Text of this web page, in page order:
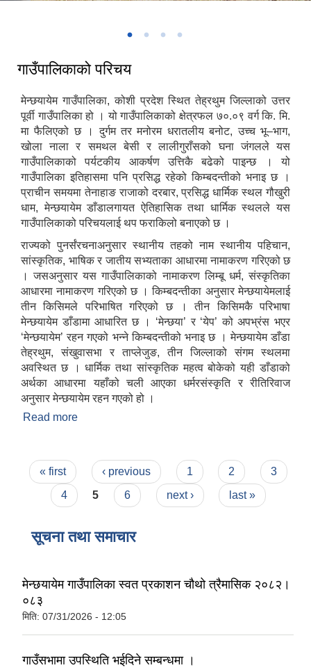
गाउँपालिकाको परिचय
मेन्छयायेम गाउँपालिका, कोशी प्रदेश स्थित तेह्रथुम जिल्लाको उत्तर
पूर्वी गाउँपालिका हो । यो गाउँपालिकाको क्षेत्रफल ७०.०९ वर्ग कि. मि.
मा फैलिएको छ । दुर्गम तर मनोरम धरातलीय बनोट, उच्च भू–भाग,
खोला नाला र समथल बेसी र लालीगुराँसको घना जंगलले यस
गाउँपालिकाको पर्यटकीय आकर्षण उत्तिकै बढेको पाइन्छ । यो
गाउँपालिका इतिहासमा पनि प्रसिद्ध रहेको किम्बदन्तीको भनाइ छ ।
प्राचीन समयमा तेनाहाङ राजाको दरबार, प्रसिद्ध धार्मिक स्थल गौखुरी
धाम, मेन्छयायेम डाँडालगायत ऐतिहासिक तथा धार्मिक स्थलले यस
गाउँपालिकाको परिचयलाई थप फराकिलो बनाएको छ ।
राज्यको पुनर्संरचनाअनुसार स्थानीय तहको नाम स्थानीय पहिचान,
सांस्कृतिक, भाषिक र जातीय सभ्यताका आधारमा नामाकरण गरिएको छ
। जसअनुसार यस गाउँपालिकाको नामाकरण लिम्बू धर्म, संस्कृतिका
आधारमा नामाकरण गरिएको छ । किम्बदन्तीका अनुसार मेन्छयायेमलाई
तीन किसिमले परिभाषित गरिएको छ । तीन किसिमकै परिभाषा
मेन्छयायेम डाँडामा आधारित छ । ‘मेन्छया’ र ‘येप’ को अपभ्रंस भएर
‘मेन्छयायेम’ रहन गएको भन्ने किम्बदन्तीको भनाइ छ । मेन्छयायेम डाँडा
तेह्रथुम, संखुवासभा र ताप्लेजुङ, तीन जिल्लाको संगम स्थलमा
अवस्थित छ । धार्मिक तथा सांस्कृतिक महत्व बोकेको यही डाँडाको
अर्थका आधारमा यहाँको चली आएका धर्मरसंस्कृति र रीतिरिवाज
अनुसार मेन्छयायेम रहन गएको हो ।
Read more
Pages
« first ‹ previous 1 2
3
4
5 6 next › last »
सूचना तथा समाचार
मेन्छयायेम गाउँपालिका स्वत प्रकाशन चौथो त्रैमासिक २०८२।
०८३
मिति: 07/31/2026 - 12:05
गाउँसभामा उपस्थिति भईदिने सम्बन्धमा ।